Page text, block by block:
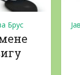
Брус